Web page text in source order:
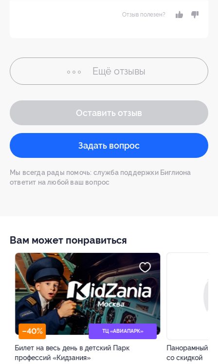
Отзыв полезен?
Ещё отзывы
Оставить отзыв
Задать вопрос
Мы всегда рады помочь: служба поддержки Биглиона
ответит на любой ваш вопрос
Вам может понравиться
–40% ТЦ «АВИАПАРК»
Билет на весь день в детский Парк
профессий «Кидзания»
Панорамный
со скидкой